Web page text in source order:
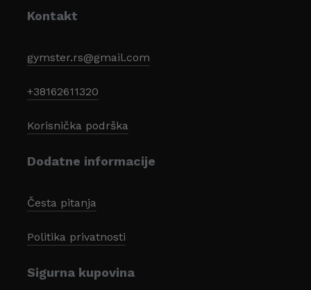
Kontakt
gymster.rs@gmail.com
+38162611320
Korisnička podrška
Dodatne informacije
Česta pitanja
Politika privatnosti
Sigurna kupovina